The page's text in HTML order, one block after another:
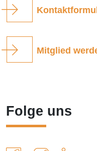
Mitglied
Folge uns